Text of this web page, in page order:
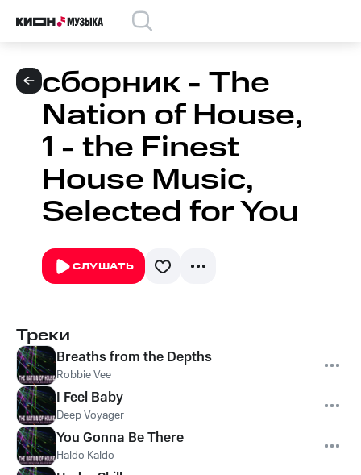
сборник - The
Nation of House,
1 - the Finest
House Music,
Selected for You
СЛУШАТЬ
Треки
Breaths from the Depths
Robbie Vee
I Feel Baby
Deep Voyager
You Gonna Be There
Haldo Kaldo